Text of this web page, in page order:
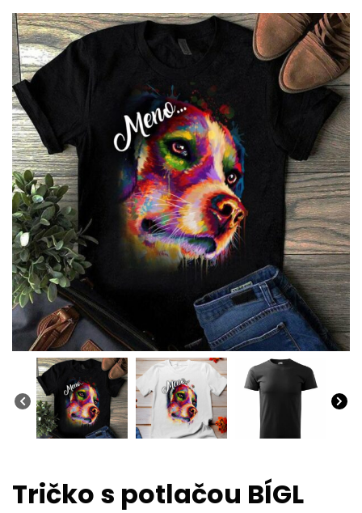
Tričko s potlačou BÍGL